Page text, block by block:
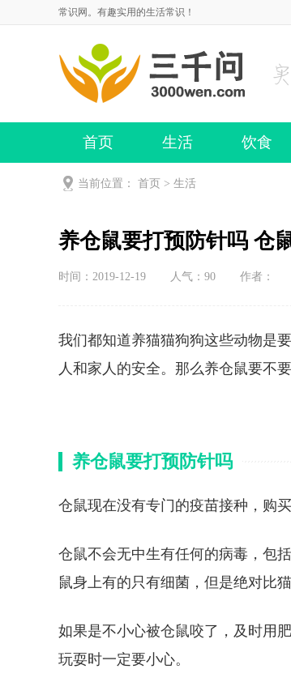
常识网。有趣实用的生活常识！
首页 生活 饮食
当前位置： 首页 > 生活
养仓鼠要打预防针吗 仓
时间：2019-12-19 人气： 90 作者：
我们都知道养猫猫狗狗这些动物是
人和家人的安全。那么养仓鼠要不
养仓鼠要打预防针吗
仓鼠现在没有专门的疫苗接种，购
仓鼠不会无中生有任何的病毒，包
鼠身上有的只有细菌，但是绝对比
如果是不小心被仓鼠咬了，及时用
玩耍时一定要小心。